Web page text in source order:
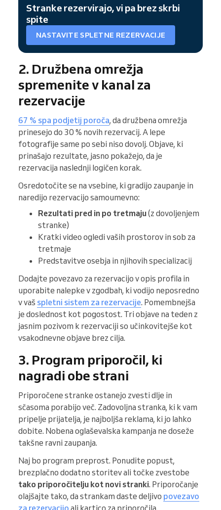
Stranke rezervirajo, vi pa brez skrbi
spite
NASTAVITE SPLETNE REZERVACIJE
2. Družbena omrežja
spremenite v kanal za
rezervacije
67 % spa podjetij poroča, da družbena omrežja
prinesejo do 30 % novih rezervacij. A lepe
fotografije same po sebi niso dovolj. Objave, ki
prinašajo rezultate, jasno pokažejo, da je
rezervacija naslednji logičen korak.
Osredotočite se na vsebine, ki gradijo zaupanje in
naredijo rezervacijo samoumevno:
Rezultati pred in po tretmaju(z dovoljenjem
stranke)
Kratki video ogledi vaših prostorov in sob za
tretmaje
Predstavitve osebja in njihovih specializacij
Dodajte povezavo za rezervacijo v opis profila in
uporabite nalepke v zgodbah, ki vodijo neposredno
v vaš spletni sistem za rezervacije. Pomembnejša
je doslednost kot pogostost. Tri objave na teden z
jasnim pozivom k rezervaciji so učinkovitejše kot
vsakodnevne objave brez cilja.
3. Program priporočil, ki
nagradi obe strani
Priporočene stranke ostanejo zvesti dlje in
sčasoma porabijo več. Zadovoljna stranka, ki k vam
pripelje prijatelja, je najboljša reklama, ki jo lahko
dobite. Nobena oglaševalska kampanja ne doseže
takšne ravni zaupanja.
Naj bo program preprost. Ponudite popust,
brezplačno dodatno storitev ali točke zvestobe
tako priporočitelju kot novi stranki. Priporočanje
olajšajte tako, da strankam daste deljivo povezavo